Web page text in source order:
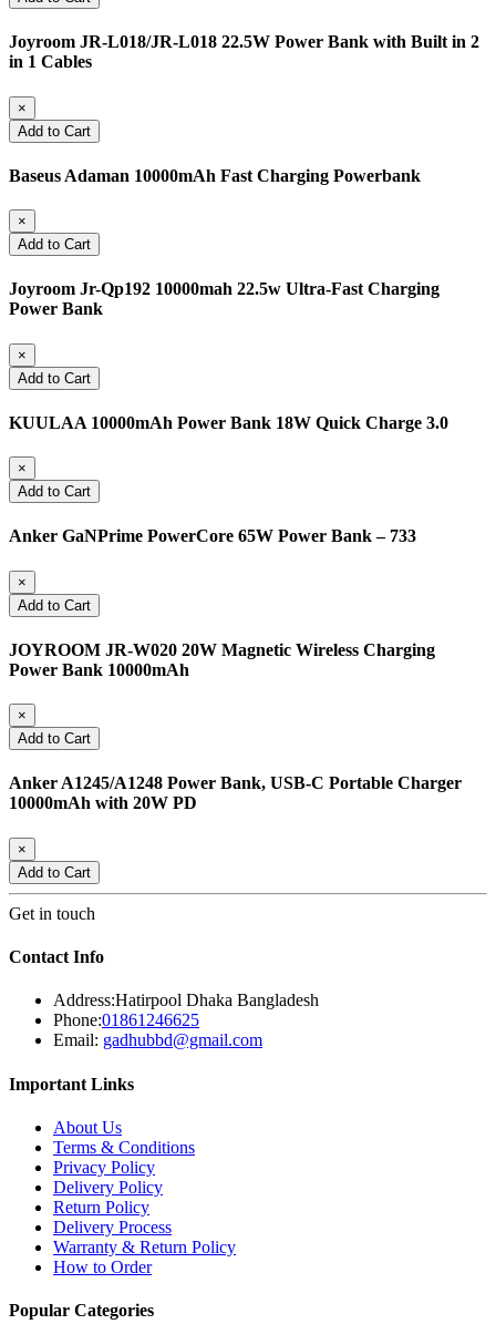
Joyroom JR-L018/JR-L018 22.5W Power Bank with Built in 2
in 1 Cables
×
Add to Cart
Baseus Adaman 10000mAh Fast Charging Powerbank
×
Add to Cart
Joyroom Jr-Qp192 10000mah 22.5w Ultra-Fast Charging
Power Bank
×
Add to Cart
KUULAA 10000mAh Power Bank 18W Quick Charge 3.0
×
Add to Cart
Anker GaNPrime PowerCore 65W Power Bank – 733
×
Add to Cart
JOYROOM JR-W020 20W Magnetic Wireless Charging
Power Bank 10000mAh
×
Add to Cart
Anker A1245/A1248 Power Bank, USB-C Portable Charger
10000mAh with 20W PD
×
Add to Cart
Get in touch
Contact Info
Address:Hatirpool Dhaka Bangladesh
Phone:01861246625
Email: gadhubbd@gmail.com
Important Links
About Us
Terms & Conditions
Privacy Policy
Delivery Policy
Return Policy
Delivery Process
Warranty & Return Policy
How to Order
Popular Categories